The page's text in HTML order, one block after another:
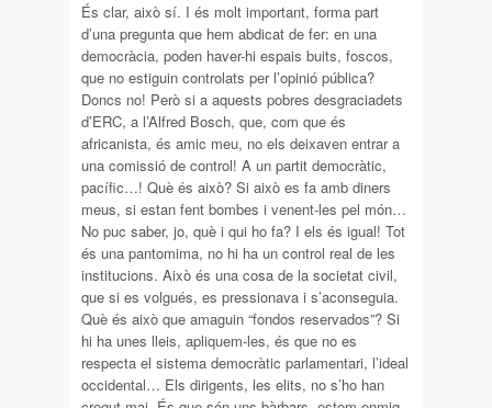
És clar, això sí. I és molt important, forma part
d’una pregunta que hem abdicat de fer: en una
democràcia, poden haver-hi espais buits, foscos,
que no estiguin controlats per l’opinió pública?
Doncs no! Però si a aquests pobres desgraciadets
d’ERC, a l’Alfred Bosch, que, com que és
africanista, és amic meu, no els deixaven entrar a
una comissió de control! A un partit democràtic,
pacífic…! Què és això? Si això es fa amb diners
meus, si estan fent bombes i venent-les pel món…
No puc saber, jo, què i qui ho fa? I els és igual! Tot
és una pantomima, no hi ha un control real de les
institucions. Això és una cosa de la societat civil,
que si es volgués, es pressionava i s’aconseguia.
Què és això que amaguin “fondos reservados”? Si
hi ha unes lleis, apliquem-les, és que no es
respecta el sistema democràtic parlamentari, l’ideal
occidental… Els dirigents, les elits, no s’ho han